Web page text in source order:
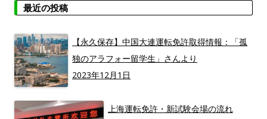
最近の投稿
【永久保存】中国大連運転免許取得情報：「孤
独のアラフォー留学生」さんより
2023年12月1日
上海運転免許・新試験会場の流れ